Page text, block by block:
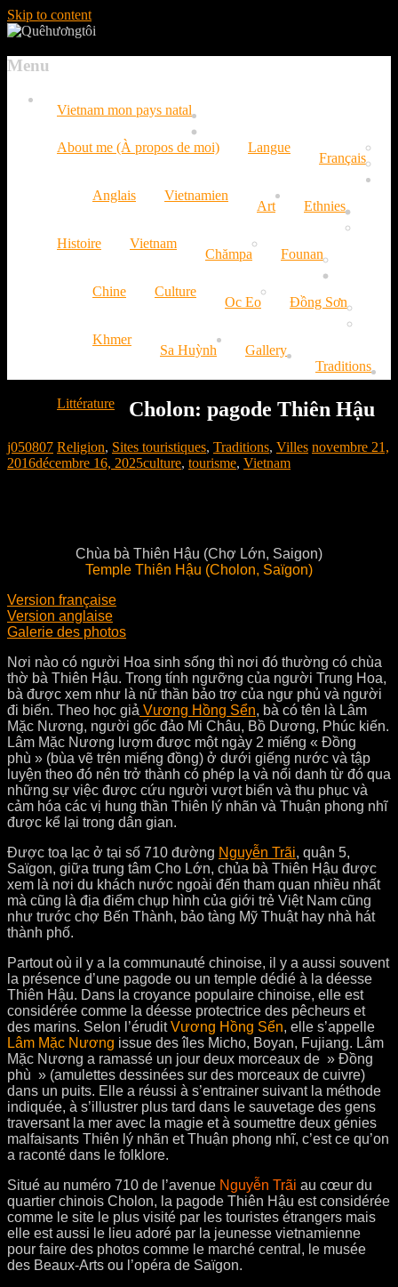
Skip to content
Menu
Vietnam mon pays natal
About me (À propos de moi) Langue
Français
Anglais Vietnamien
Art Ethnies
Histoire Vietnam
Chămpa Founan
Chine Culture
Oc Eo Đồng Sơn
Khmer
Sa Huỳnh
Gallery
Traditions
Littérature Cholon: pagode Thiên Hậu
j050807 Religion, Sites touristiques, Traditions, Villes novembre 21,
2016décembre 16, 2025culture, tourisme, Vietnam
Chùa bà Thiên Hậu (Chợ Lớn, Saigon)
Temple Thiên Hậu (Cholon, Saïgon)
Version française
Version anglaise
Galerie des photos
Nơi nào có người Hoa sinh sống thì nơi đó thường có chùa
thờ bà Thiên Hậu. Trong tính ngưỡng của người Trung Hoa,
bà được xem như là nữ thần bảo trợ của ngư phủ và người
đi biển. Theo học giả Vương Hồng Sển, bà có tên là Lâm
Mặc Nương, người gốc đảo Mi Châu, Bồ Dương, Phúc kiến.
Lâm Mặc Nương lượm được một ngày 2 miếng « Đồng
phù » (bùa vẽ trên miếng đồng) ở dưới giếng nước và tập
luyện theo đó nên trở thành có phép lạ và nổi danh từ đó qua
những sự việc được cứu người vượt biển và thu phục và
cảm hóa các vị hung thần Thiên lý nhãn và Thuận phong nhĩ
được kể lại trong dân gian.
Được toạ lạc ở tại số 710 đường Nguyễn Trãi, quận 5,
Saïgon, giữa trung tâm Cho Lớn, chủa bà Thiên Hậu được
xem là nơi du khách nước ngoài đến tham quan nhiều nhất
mà cũng là địa điểm chụp hình của giới trẻ Việt Nam cũng
như trước chợ Bến Thành, bảo tàng Mỹ Thuật hay nhà hát
thành phố.
Partout où il y a la communauté chinoise, il y a aussi souvent
la présence d’une pagode ou un temple dédié à la déesse
Thiên Hậu. Dans la croyance populaire chinoise, elle est
considérée comme la déesse protectrice des pêcheurs et
des marins. Selon l’éruditVương Hồng Sển, elle s’appelle
Lâm Mặc Nương issue des îles Micho, Boyan, Fujiang. Lâm
Mặc Nương a ramassé un jour deux morceaux de » Đồng
phù » (amulettes dessinées sur des morceaux de cuivre)
dans un puits. Elle a réussi à s’entrainer suivant la méthode
indiquée, à s’illustrer plus tard dans le sauvetage des gens
traversant la mer avec la magie et à soumettre deux génies
malfaisants Thiên lý nhãn et Thuận phong nhĩ, c’est ce qu’on
a raconté dans le folklore.
Situé au numéro 710 de l’avenue Nguyễn Trãi au cœur du
quartier chinois Cholon, la pagode Thiên Hậu est considérée
comme le site le plus visité par les touristes étrangers mais
elle est aussi le lieu adoré par la jeunesse vietnamienne
pour faire des photos comme le marché central, le musée
des Beaux-Arts ou l’opéra de Saïgon.